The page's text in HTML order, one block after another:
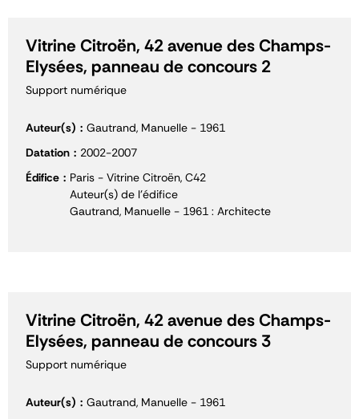
Vitrine Citroën, 42 avenue des Champs-
Elysées, panneau de concours 2
Support numérique
Auteur(s)
Gautrand, Manuelle - 1961
Datation
2002-2007
Édifice
Paris - Vitrine Citroën, C42
Auteur(s) de l'édifice
Gautrand, Manuelle - 1961 : Architecte
Vitrine Citroën, 42 avenue des Champs-
Elysées, panneau de concours 3
Support numérique
Auteur(s)
Gautrand, Manuelle - 1961